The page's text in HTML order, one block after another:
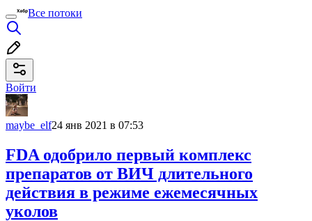
Все потоки
Войти
maybe_elf24 янв 2021 в 07:53
FDA одобрило первый комплекс
препаратов от ВИЧ длительного
действия в режиме ежемесячных
уколов